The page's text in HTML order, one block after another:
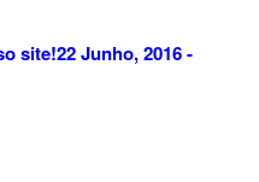
site!22 Junho, 2016 -